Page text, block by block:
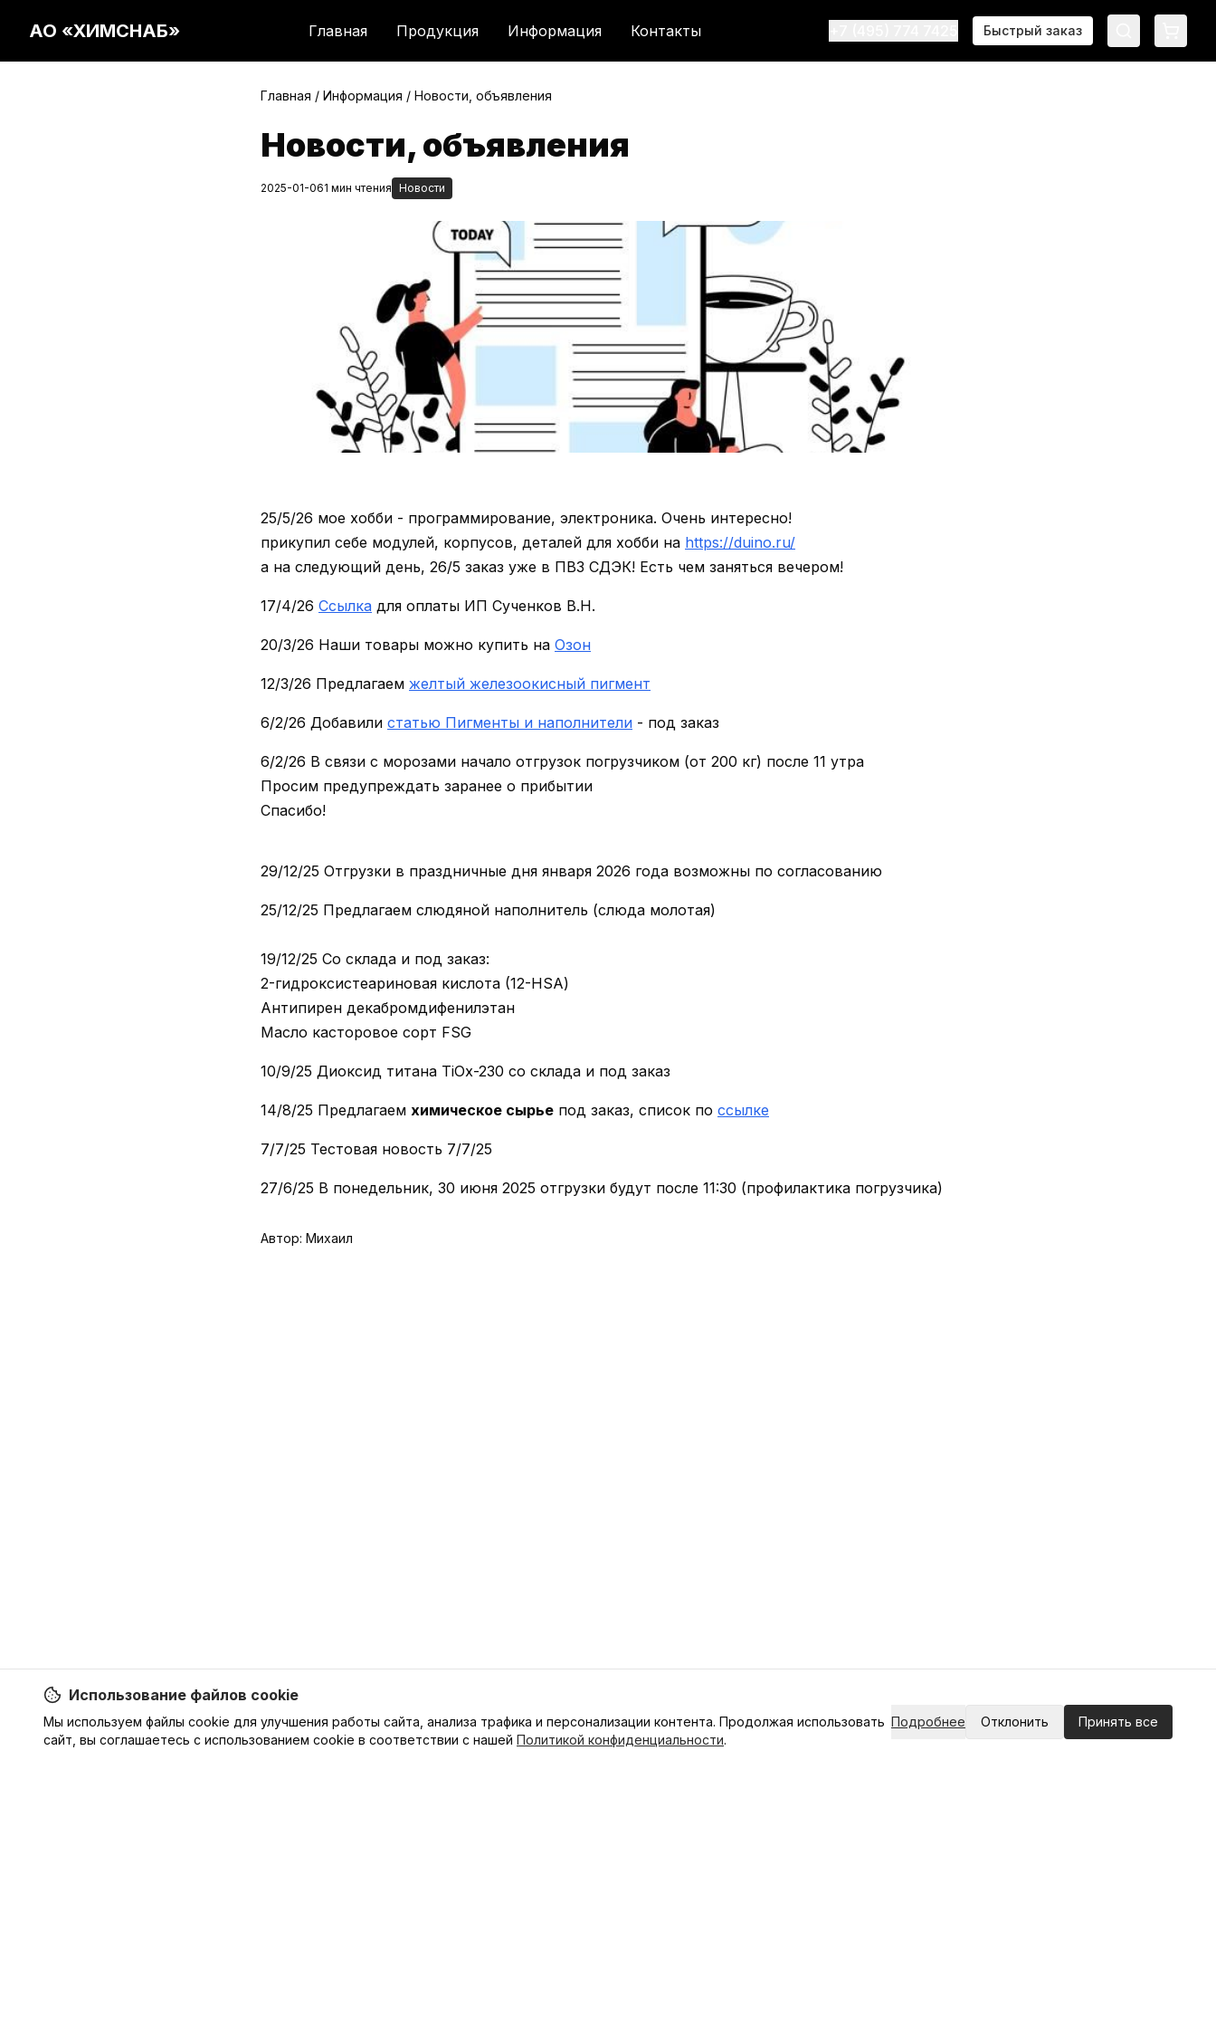
АО «ХИМСНАБ» Главная Продукция Информация Контакты Быстрый заказ
Главная / Информация / Новости, объявления
Новости, объявления
2025-01-061 мин чтения Новости
25/5/26 мое хобби - программирование, электроника. Очень интересно!
прикупил себе модулей, корпусов, деталей для хобби на https://duino.ru/
а на следующий день, 26/5 заказ уже в ПВЗ СДЭК! Есть чем заняться вечером!
17/4/26 Ссылка для оплаты ИП Сученков В.Н.
20/3/26 Наши товары можно купить на Озон
12/3/26 Предлагаем желтый железоокисный пигмент
6/2/26 Добавили статью Пигменты и наполнители - под заказ
6/2/26 В связи с морозами начало отгрузок погрузчиком (от 200 кг) после 11 утра
Просим предупреждать заранее о прибытии
Спасибо!
29/12/25 Отгрузки в праздничные дня января 2026 года возможны по согласованию
25/12/25 Предлагаем слюдяной наполнитель (слюда молотая)
19/12/25 Со склада и под заказ:
2-гидроксистеариновая кислота (12-HSA)
Антипирен декабромдифенилэтан
Масло касторовое сорт FSG
10/9/25 Диоксид титана TiOx-230 со склада и под заказ
14/8/25 Предлагаем химическое сырье под заказ, список по ссылке
7/7/25 Тестовая новость 7/7/25
27/6/25 В понедельник, 30 июня 2025 отгрузки будут после 11:30 (профилактика погрузчика)
Автор: Михаил
Использование файлов cookie
Мы используем файлы cookie для улучшения работы сайта, анализа трафика и персонализации контента. Продолжая использовать
сайт, вы соглашаетесь с использованием cookie в соответствии с нашей Политикой конфиденциальности.
Подробнее Отклонить Принять все